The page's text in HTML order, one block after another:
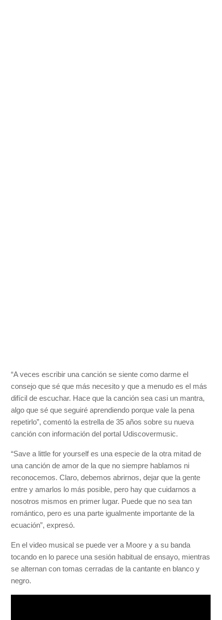
“A veces escribir una canción se siente como darme el
consejo que sé que más necesito y que a menudo es el más
difícil de escuchar. Hace que la canción sea casi un mantra,
algo que sé que seguiré aprendiendo porque vale la pena
repetirlo”, comentó la estrella de 35 años sobre su nueva
canción con información del portal Udiscovermusic.
“Save a little for yourself es una especie de la otra mitad de
una canción de amor de la que no siempre hablamos ni
reconocemos. Claro, debemos abrirnos, dejar que la gente
entre y amarlos lo más posible, pero hay que cuidarnos a
nosotros mismos en primer lugar. Puede que no sea tan
romántico, pero es una parte igualmente importante de la
ecuación”, expresó.
En el video musical se puede ver a Moore y a su banda
tocando en lo parece una sesión habitual de ensayo, mientras
se alternan con tomas cerradas de la cantante en blanco y
negro.